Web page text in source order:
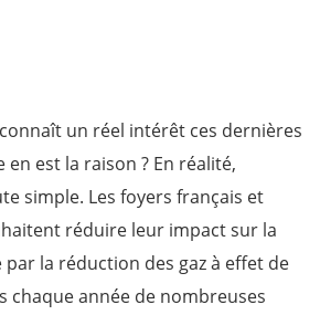
un réel intérêt ces dernières
en est la raison ? En réalité,
simple. Les foyers français et
réduire leur impact sur la
par la réduction des gaz à effet de
chaque année de nombreuses